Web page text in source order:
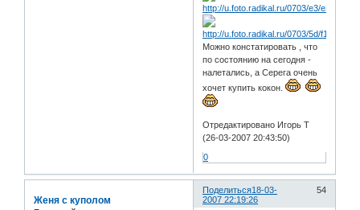
Можно констатировать , что
по состоянию на сегодня -
налетались, а Серега очень
хочет купить кокон.
Отредактировано Игорь Т
(26-03-2007 20:43:50)
0
Поделиться 54
18-03-
2007 22:19:26
Женя с куполом